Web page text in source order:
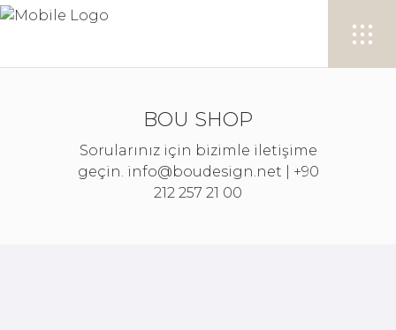
BOU SHOP
Sorularınız için bizimle iletişime
geçin. info@boudesign.net | +90
212 257 21 00